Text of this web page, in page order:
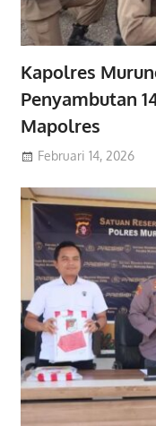
Kapolres
Penyambutan
Mapolres
Februari 14, 2026